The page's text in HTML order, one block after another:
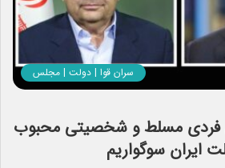
سران قوا | دولت | مجلس
فردی مسلط و شخصیتی محبوب
ایران سوگواریم